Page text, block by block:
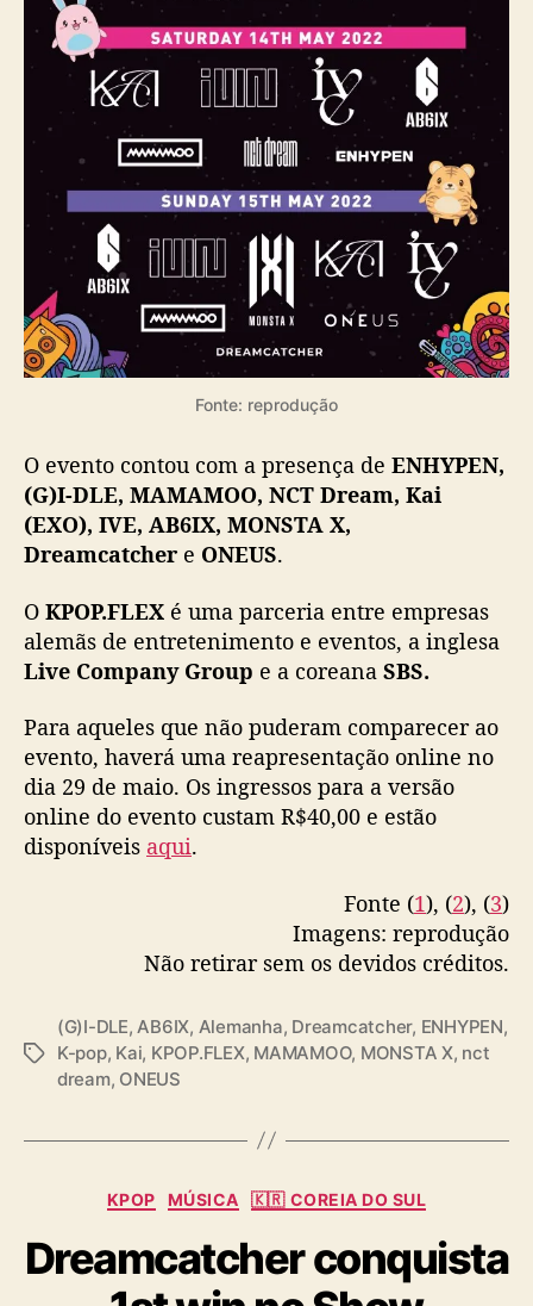
P
p
E
u
o
p
Fonte: reprodução
O evento contou com a presença de ENHYPEN,
(G)I-DLE, MAMAMOO, NCT Dream, Kai
(EXO), IVE, AB6IX, MONSTA X,
Dreamcatcher e ONEUS.
O KPOP.FLEX é uma parceria entre empresas
alemãs de entretenimento e eventos, a inglesa
Live Company Group e a coreana SBS.
Para aqueles que não puderam comparecer ao
evento, haverá uma reapresentação online no
dia 29 de maio. Os ingressos para a versão
online do evento custam R$40,00 e estão
disponíveis aqui.
Fonte (1), (2), (3)
Imagens: reprodução
Não retirar sem os devidos créditos.
T
(G)I-DLE,AB6IX, Alemanha, Dreamcatcher, ENHYPEN,
K-pop, Kai, KPOP.FLEX, MAMAMOO, MONSTA X, nct
dream, ONEUS
C
t
e
g
KPOP MÚSICA 🇰🇷 COREIA DO SUL
Dreamcatcher conquista